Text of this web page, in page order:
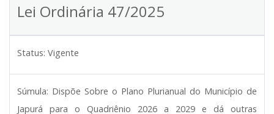
Lei Ordinária 47/2025
Status: Vigente
Súmula: Dispõe Sobre o Plano Plurianual do Município de
Japurá para o Quadriênio 2026 a 2029 e dá outras